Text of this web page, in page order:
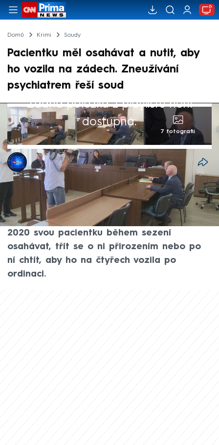
Domů Krimi Soudy
Pacientku měl osahávat a nutit, aby
ho vozila na zádech. Zneužívání
psychiatrem řeší soud
Žádná položka z playlistu není
dostupná.
7 fotografií
CNN Prima NEWS
13. srp 2025, 20:52
Kvůli sexuálnímu zneužívání stanul před
soudem další psychiatr. Obžalovaným
lékařem je Petr Smolík, který měl v roce
2020 svou pacientku během sezení
osahávat, třít se o ni přirozením nebo po
ní chtít, aby ho na čtyřech vozila po
ordinaci.